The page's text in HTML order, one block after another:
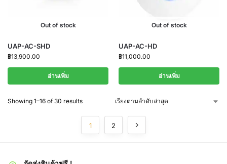
Out of stock
UAP-AC-SHD
฿13,900.00
อ่านเพิ่ม
Out of stock
UAP-AC-HD
฿11,000.00
อ่านเพิ่ม
Showing 1–16 of 30 results
1 2